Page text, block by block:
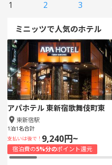
1 2 3
ミニッツで人気のホテル
アパホテル 東新宿歌舞伎町東
東新宿駅
1泊1名合計
支払いは後で！ 9,240円~
宿泊費の5%分のポイント還元